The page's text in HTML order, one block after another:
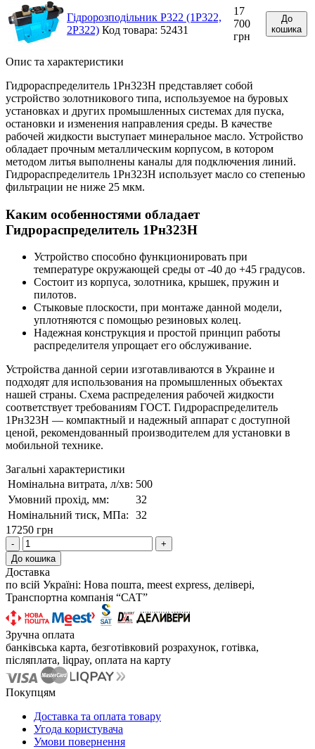
Гідророзподільник Р322 (1Р322,
2Р322) Код товара: 52431
17
700
грн
До
кошика
Опис та характеристики
Гидрораспределитель 1Рн323Н представляет собой
устройство золотникового типа, используемое на буровых
установках и других промышленных системах для пуска,
остановки и изменения направления среды. В качестве
рабочей жидкости выступает минеральное масло. Устройство
обладает прочным металлическим корпусом, в котором
методом литья выполнены каналы для подключения линий.
Гидрораспределитель 1Рн323Н использует масло со степенью
фильтрации не ниже 25 мкм.
Каким особенностями обладает
Гидрораспределитель 1Рн323Н
Устройство способно функционировать при
температуре окружающей среды от -40 до +45 градусов.
Состоит из корпуса, золотника, крышек, пружин и
пилотов.
Стыковые плоскости, при монтаже данной модели,
уплотняются с помощью резиновых колец.
Надежная конструкция и простой принцип работы
распределителя упрощает его обслуживание.
Устройства данной серии изготавливаются в Украине и
подходят для использования на промышленных объектах
нашей страны. Схема распределения рабочей жидкости
соответствует требованиям ГОСТ. Гидрораспределитель
1Рн323Н — компактный и надежный аппарат с доступной
ценой, рекомендованный производителем для установки в
мобильной технике.
Загальні характеристики
Номінальна витрата, л/хв: 500
Умовний прохід, мм:
32
Номінальний тиск, МПа:
32
17250 грн
-
+
До кошика
Доставка
по всій Україні: Нова пошта, meest express, делівері,
Транспортна компанія “САТ”
Зручна оплата
банківська карта, безготівковий розрахунок, готівка,
післяплата, liqpay, оплата на карту
Покупцям
Доставка та оплата товару
Угода користувача
Умови повернення